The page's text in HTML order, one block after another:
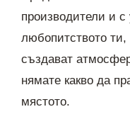
производители и с
любопитството
създават
нямате какво да
мястото.